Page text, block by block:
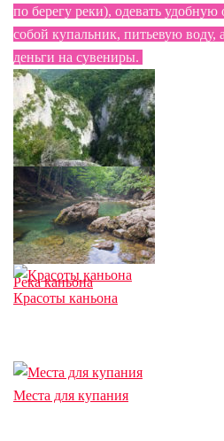
по берегу реки), одевать удобную
собой купальник, питьевую воду,
деньги на сувениры.
Ущелье
Река каньона
Красоты каньона
Места для купания